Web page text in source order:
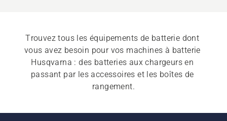
Trouvez tous les équipements de batterie dont
vous avez besoin pour vos machines à batterie
Husqvarna : des batteries aux chargeurs en
passant par les accessoires et les boîtes de
rangement.